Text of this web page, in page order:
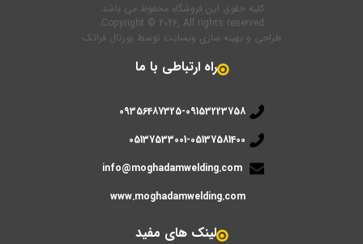
کلیه حقوق این فروشگاه محفوظ می باشد.
Copyright © 2026, All rights reserved.
طراحی و بهینه سازی وبسایت توسط پورتال فراتک
راه ارتباطی با ما
09356487325-09153223758
05137533001-05137581400
info@moghadamwelding.com
www.moghadamwelding.com
لینک های مفید